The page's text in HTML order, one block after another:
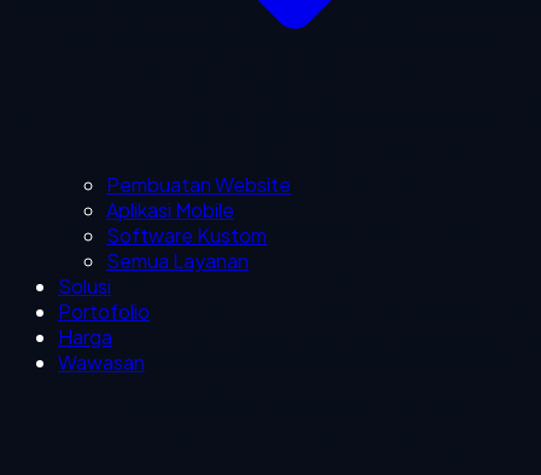
Pembuatan Website
Aplikasi Mobile
Software Kustom
Semua Layanan
Solusi
Portofolio
Harga
Wawasan